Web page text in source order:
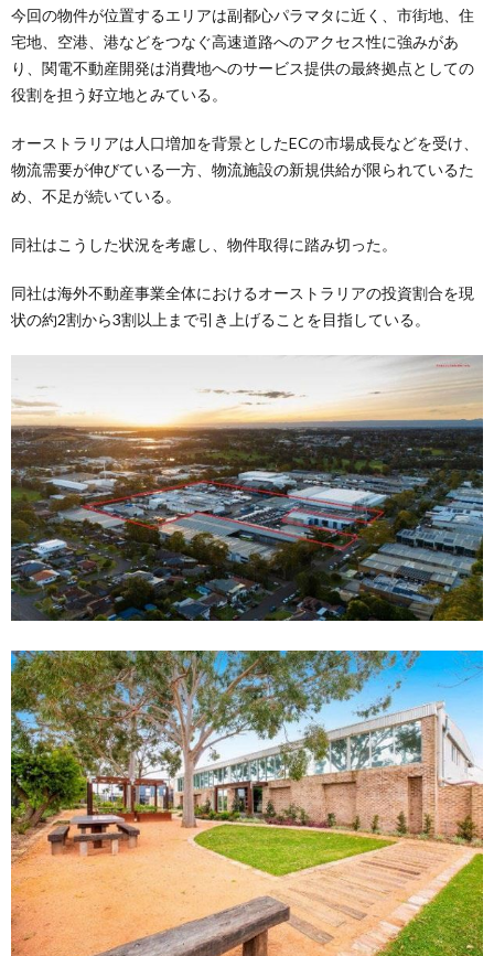
今回の物件が位置するエリアは副都心パラマタに近く、市街地、住
宅地、空港、港などをつなぐ高速道路へのアクセス性に強みがあ
り、関電不動産開発は消費地へのサービス提供の最終拠点としての
役割を担う好立地とみている。
オーストラリアは人口増加を背景としたECの市場成長などを受け、
物流需要が伸びている一方、物流施設の新規供給が限られているた
め、不足が続いている。
同社はこうした状況を考慮し、物件取得に踏み切った。
同社は海外不動産事業全体におけるオーストラリアの投資割合を現
状の約2割から3割以上まで引き上げることを目指している。